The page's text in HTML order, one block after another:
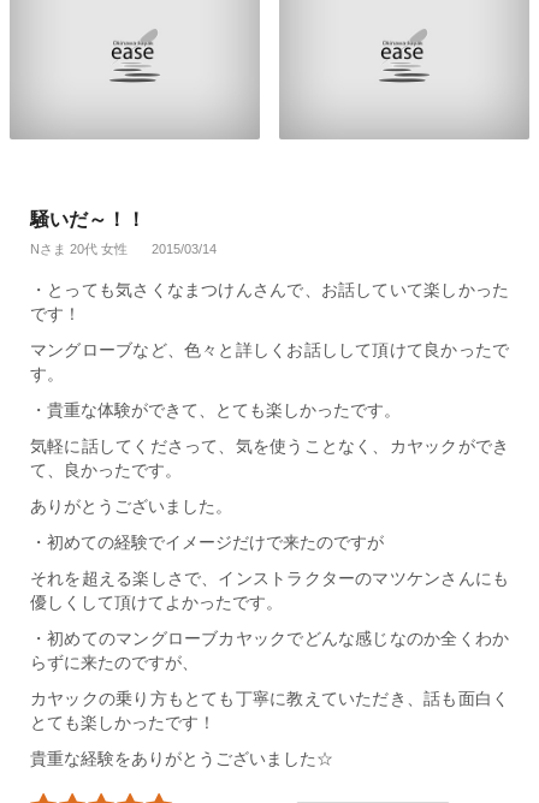
騒いだ～！！
Nさま 20代 女性 2015/03/14
・とっても気さくなまつけんさんで、お話していて楽しかった
です！
マングローブなど、色々と詳しくお話しして頂けて良かったで
す。
・貴重な体験ができて、とても楽しかったです。
気軽に話してくださって、気を使うことなく、カヤックができ
て、良かったです。
ありがとうございました。
・初めての経験でイメージだけで来たのですが
それを超える楽しさで、インストラクターのマツケンさんにも
優しくして頂けてよかったです。
・初めてのマングローブカヤックでどんな感じなのか全くわか
らずに来たのですが、
カヤックの乗り方もとても丁寧に教えていただき、話も面白く
とても楽しかったです！
貴重な経験をありがとうございました☆